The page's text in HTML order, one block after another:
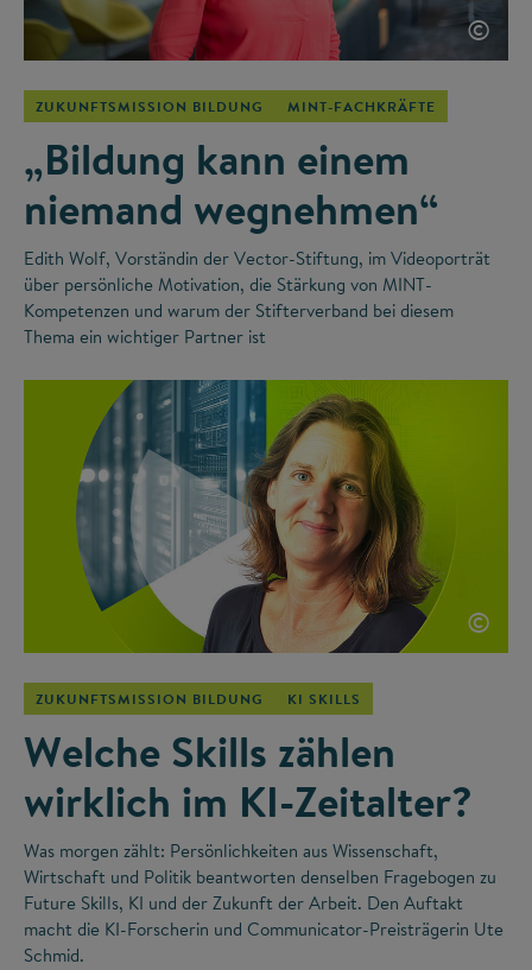
©
ZUKUNFTSMISSION BILDUNG MINT-FACHKRÄFTE
„Bildung kann einem
niemand wegnehmen“
Edith Wolf, Vorständin der Vector-Stiftung, im Videoporträt
über persönliche Motivation, die Stärkung von MINT-
Kompetenzen und warum der Stifterverband bei diesem
Thema ein wichtiger Partner ist
©
ZUKUNFTSMISSION BILDUNG KI SKILLS
Welche Skills zählen
wirklich im KI-Zeitalter?
Was morgen zählt: Persönlichkeiten aus Wissenschaft,
Wirtschaft und Politik beantworten denselben Fragebogen zu
Future Skills, KI und der Zukunft der Arbeit. Den Auftakt
macht die KI-Forscherin und Communicator-Preisträgerin Ute
Schmid.